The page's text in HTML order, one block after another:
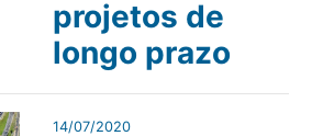
projetos de
longo prazo
14/07/2020